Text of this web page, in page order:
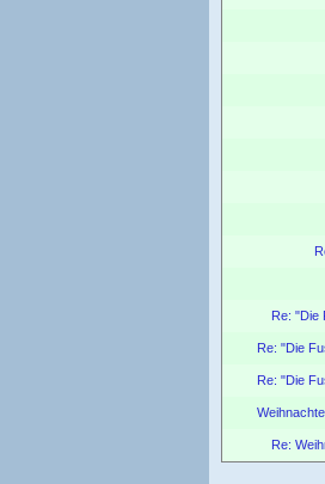
Re: "Die
Re: "Die
Re: "Die
Re: